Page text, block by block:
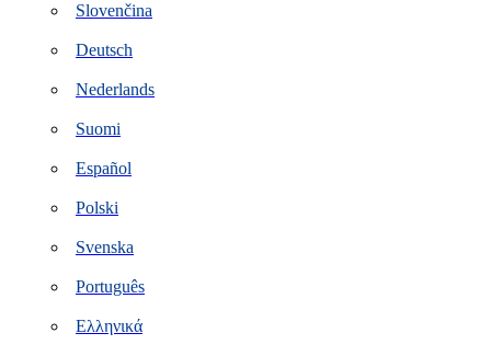
Slovenčina
Deutsch
Nederlands
Suomi
Español
Polski
Svenska
Português
Ελληνικά